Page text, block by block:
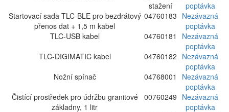
stažení
poptávka
Startovací sada TLC-BLE pro bezdrátový
přenos dat + 1,5 m kabel
04760183 Nezávazná
poptávka
TLC-USB kabel
04760181
Nezávazná
poptávka
TLC-DIGIMATIC kabel
04760182 Nezávazná
poptávka
Nožní spínač
04768001
Nezávazná
poptávka
Čistící prostředek pro údržbu granitové
základny, 1 litr
00760249 Nezávazná
poptávka